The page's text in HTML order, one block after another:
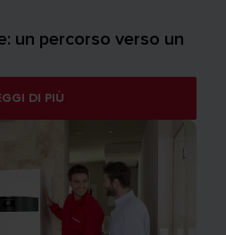
un percorso verso un
DI PIÙ